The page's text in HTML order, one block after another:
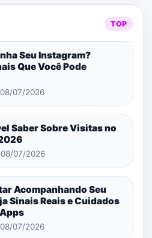
TOP
Seu Instagram?
Que Você Pode
07/2026
Saber Sobre Visitas no
07/2026
Acompanhando Seu
Sinais Reais e Cuidados
07/2026